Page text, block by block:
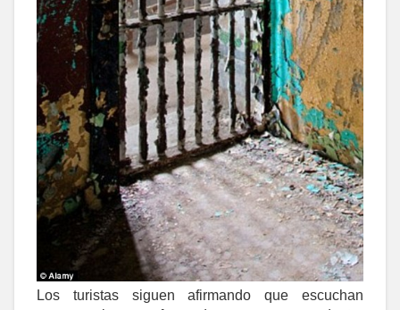
Los turistas siguen afirmando que escuchan